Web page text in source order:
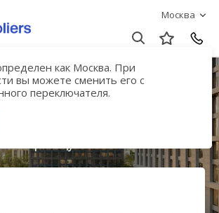
Москва
как Москва. При
вы можете сменить его с
переключателя.дом